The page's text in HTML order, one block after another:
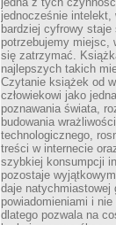
jednocześnie
bardziej cyfrowy
potrzebujemy miejsc,
się zatrzymać.
najlepszych takich
Czytanie książek od
człowiekowi jako
poznawania świata,
budowania
technologicznego,
treści w internecie
szybkiej konsumpcji
pozostaje
daje
powiadomieniami i
dlatego pozwala na